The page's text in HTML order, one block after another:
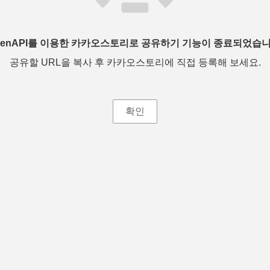
를 이용한 카카오스토리로 공유하기 기능이 종료되었습
공유할 URL을 복사 후 카카오스토리에 직접 등록해 보세요.
확인